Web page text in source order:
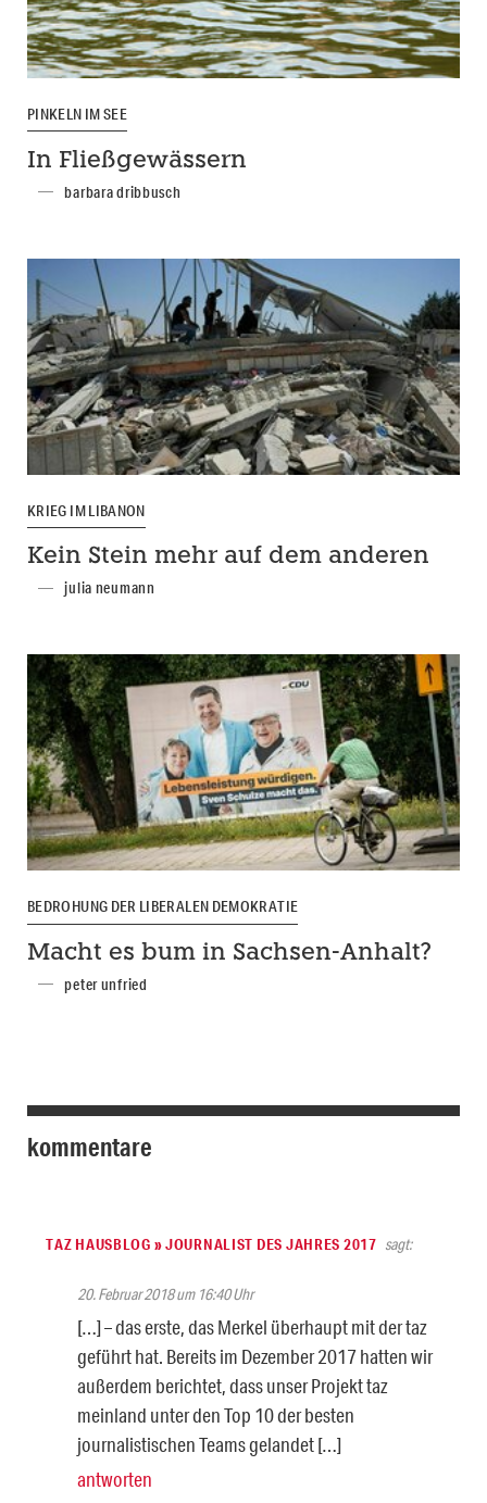
PINKELN IM SEE
In Fließgewässern
barbara dribbusch
KRIEG IM LIBANON
Kein Stein mehr auf dem anderen
julia neumann
BEDROHUNG DER LIBERALEN DEMOKRATIE
Macht es bum in Sachsen-Anhalt?
peter unfried
kommentare
TAZ HAUSBLOG » JOURNALIST DES JAHRES 2017 sagt:
20. Februar 2018 um 16:40 Uhr
[…] – das erste, das Merkel überhaupt mit der taz
geführt hat. Bereits im Dezember 2017 hatten wir
außerdem berichtet, dass unser Projekt taz
meinland unter den Top 10 der besten
journalistischen Teams gelandet […]
antworten